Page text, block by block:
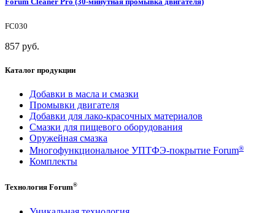
FC030
857 руб.
Каталог продукции
Добавки в масла и смазки
Промывки двигателя
Добавки для лако-красочных материалов
Смазки для пищевого оборудования
Оружейная смазка
Многофункциональное УПТФЭ-покрытие Forum®
Комплекты
Технология Forum®